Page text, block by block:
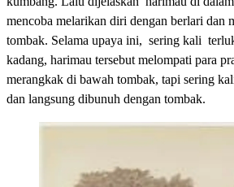
mencoba melarikan diri dengan berlari dan
tombak. Selama upaya ini, sering kali
kadang, harimau tersebut melompati para
merangkak di bawah tombak, tapi sering
dan langsung dibunuh dengan tombak.